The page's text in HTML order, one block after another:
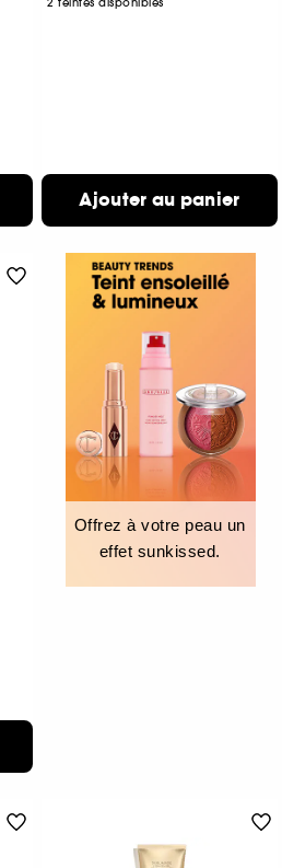
Ajouter au panier
Offrez à votre peau un
effet sunkissed.